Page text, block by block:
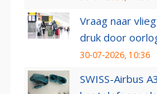
Vraag naar
druk door
30-07-2026, 10:36
SWISS-Airbus